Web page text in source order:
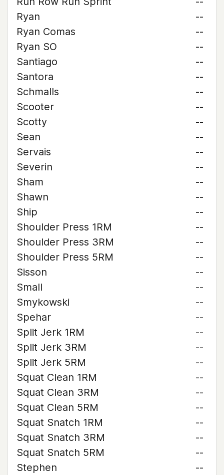
Ryan
--
Ryan Comas
--
Ryan SO
--
Santiago
--
Santora
--
Schmalls
--
Scooter
--
Scotty
--
Sean
--
Servais
--
Severin
--
Sham
--
Shawn
--
Ship
--
Shoulder Press 1RM
--
Shoulder Press 3RM
--
Shoulder Press 5RM
--
Sisson
--
Small
--
Smykowski
--
Spehar
--
Split Jerk 1RM
--
Split Jerk 3RM
--
Split Jerk 5RM
--
Squat Clean 1RM
--
Squat Clean 3RM
--
Squat Clean 5RM
--
Squat Snatch 1RM
--
Squat Snatch 3RM
--
Squat Snatch 5RM
--
Stephen
--